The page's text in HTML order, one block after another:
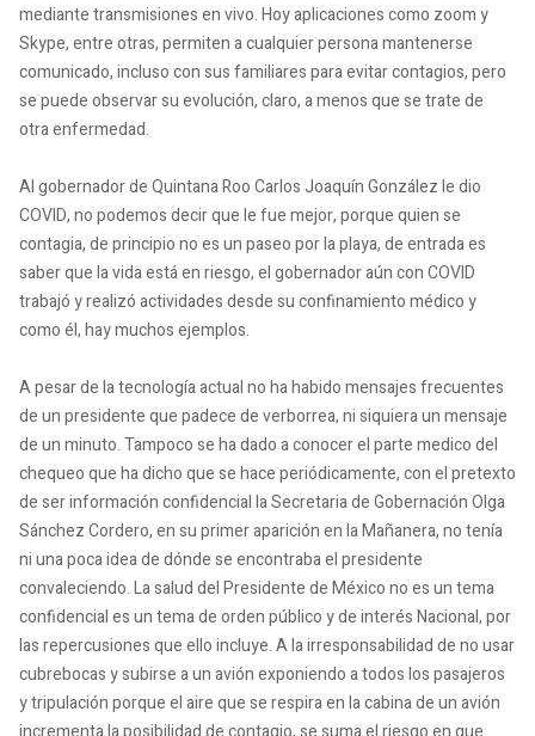
mediante transmisiones en vivo. Hoy aplicaciones como zoom y
Skype, entre otras, permiten a cualquier persona mantenerse
comunicado, incluso con sus familiares para evitar contagios, pero
se puede observar su evolución, claro, a menos que se trate de
otra enfermedad.
Al gobernador de Quintana Roo Carlos Joaquín González le dio
COVID, no podemos decir que le fue mejor, porque quien se
contagia, de principio no es un paseo por la playa, de entrada es
saber que la vida está en riesgo, el gobernador aún con COVID
trabajó y realizó actividades desde su confinamiento médico y
como él, hay muchos ejemplos.
A pesar de la tecnología actual no ha habido mensajes frecuentes
de un presidente que padece de verborrea, ni siquiera un mensaje
de un minuto. Tampoco se ha dado a conocer el parte medico del
chequeo que ha dicho que se hace periódicamente, con el pretexto
de ser información confidencial la Secretaria de Gobernación Olga
Sánchez Cordero, en su primer aparición en la Mañanera, no tenía
ni una poca idea de dónde se encontraba el presidente
convaleciendo. La salud del Presidente de México no es un tema
confidencial es un tema de orden público y de interés Nacional, por
las repercusiones que ello incluye. A la irresponsabilidad de no usar
cubrebocas y subirse a un avión exponiendo a todos los pasajeros
y tripulación porque el aire que se respira en la cabina de un avión